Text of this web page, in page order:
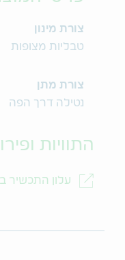
צורת מינון
טבליות מצופות
צורת מתן
נטילה דרך הפה
התוויות
עלון התכשיר